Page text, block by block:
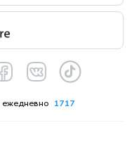
1717
ежедневно